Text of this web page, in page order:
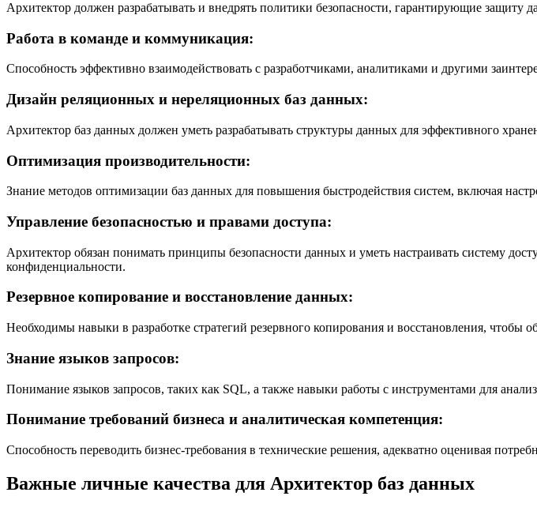
Архитектор должен разрабатывать и внедрять политики безопасности, гарантирующие защиту
Работа в команде и коммуникация:
Способность эффективно взаимодействовать с разработчиками, аналитиками и другими
Дизайн реляционных и нереляционных баз данных:
Архитектор баз данных должен уметь разрабатывать структуры данных для эффективного
Оптимизация производительности:
Знание методов оптимизации баз данных для повышения быстродействия систем, включая
Управление безопасностью и правами доступа:
Архитектор обязан понимать принципы безопасности данных и уметь настраивать систему
конфиденциальности.
Резервное копирование и восстановление данных:
Необходимы навыки в разработке стратегий резервного копирования и восстановления, чтобы
Знание языков запросов:
Понимание языков запросов, таких как SQL, а также навыки работы с инструментами для
Понимание требований бизнеса и аналитическая компетенция:
Способность переводить бизнес-требования в технические решения, адекватно оценивая
Важные личные качества для Архитектор баз данных